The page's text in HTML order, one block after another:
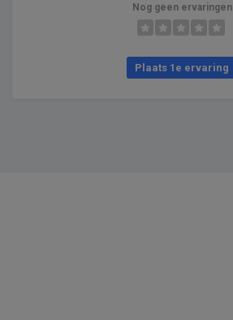
Nog geen ervaringen
Plaats 1e ervaring